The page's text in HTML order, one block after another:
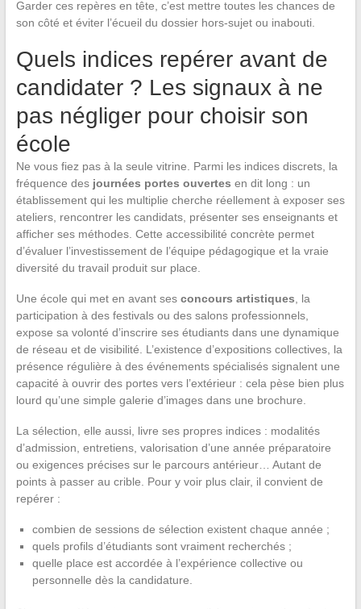
Garder ces repères en tête, c’est mettre toutes les chances de
son côté et éviter l’écueil du dossier hors-sujet ou inabouti.
Quels indices repérer avant de
candidater ? Les signaux à ne
pas négliger pour choisir son
école
Ne vous fiez pas à la seule vitrine. Parmi les indices discrets, la
fréquence des journées portes ouvertes en dit long : un
établissement qui les multiplie cherche réellement à exposer ses
ateliers, rencontrer les candidats, présenter ses enseignants et
afficher ses méthodes. Cette accessibilité concrète permet
d’évaluer l’investissement de l’équipe pédagogique et la vraie
diversité du travail produit sur place.
Une école qui met en avant ses concours artistiques , la
participation à des festivals ou des salons professionnels,
expose sa volonté d’inscrire ses étudiants dans une dynamique
de réseau et de visibilité. L’existence d’expositions collectives, la
présence régulière à des événements spécialisés signalent une
capacité à ouvrir des portes vers l’extérieur : cela pèse bien plus
lourd qu’une simple galerie d’images dans une brochure.
La sélection, elle aussi, livre ses propres indices : modalités
d’admission, entretiens, valorisation d’une année préparatoire
ou exigences précises sur le parcours antérieur… Autant de
points à passer au crible. Pour y voir plus clair, il convient de
repérer :
combien de sessions de sélection existent chaque année ;
quels profils d’étudiants sont vraiment recherchés ;
quelle place est accordée à l’expérience collective ou
personnelle dès la candidature.